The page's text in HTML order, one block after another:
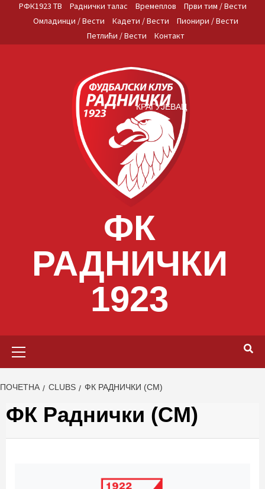
РФК1923 ТВ Раднички талас Времеплов
Први тим / Вести
Омладинци / Вести
Кадети / Вести
Пионири / Вести
Петлићи / Вести
Контакт
ФК
РАДНИЧКИ
1923
КРАГУЈЕВАЦ
ПОЧЕТНА CLUBS ФК РАДНИЧКИ (СМ)
ФК Раднички (СМ)